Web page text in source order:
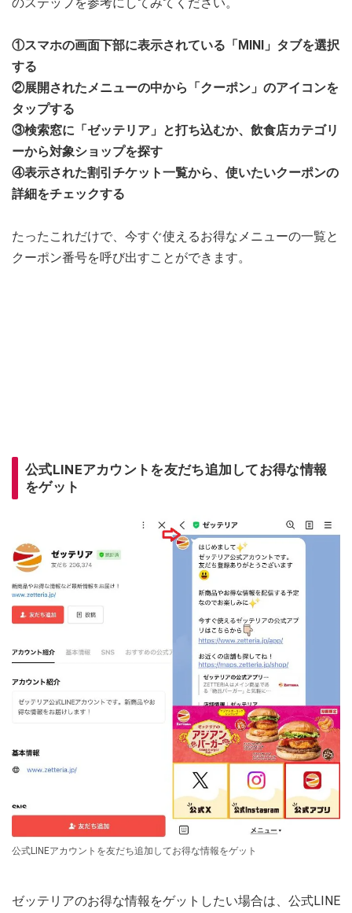
①スマホの画面下部に表示されている「MINI」タブを選択
する
②展開されたメニューの中から「クーポン」のアイコンを
タップする
③検索窓に「ゼッテリア」と打ち込むか、飲食店カテゴリ
ーから対象ショップを探す
④表示された割引チケット一覧から、使いたいクーポンの
詳細をチェックする
たったこれだけで、今すぐ使えるお得なメニューの一覧と
クーポン番号を呼び出すことができます。
公式LINEアカウントを友だち追加してお得な情報
をゲット
公式LINEアカウントを友だち追加してお得な情報をゲット
ゼッテリアのお得な情報をゲットしたい場合は、公式LINE